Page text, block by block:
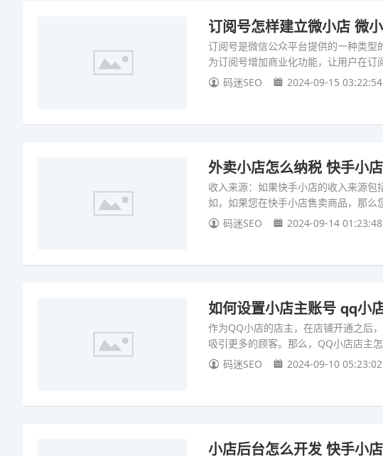
订阅号怎样建立微小店 微
订阅号是微信公众平台提供的一种类
为订阅号增加商业化功能，让用户在订
码迷SEO
2024-09-15 03:22:54
外卖小店怎么纳税 快手小
收入来源：如果快手小店的收入来源
如，如果您在快手小店售卖商品，那么
码迷SEO
2024-09-14 01:23:48
如何设置小店主账号 qq小
作为QQ小店的店主，在店铺开通之后
吸引更多的顾客。那么，QQ小店店主
码迷SEO
2024-09-10 05:23:02
小店后台怎么开发 快手小